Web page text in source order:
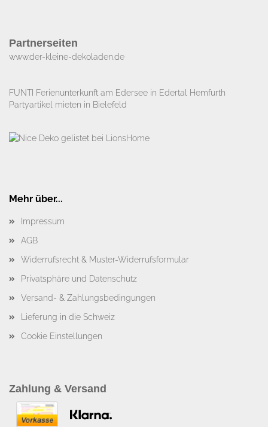
Partnerseiten
www.der-kleine-dekoladen.de​
FUNTI Ferienunterkunft am Edersee in Edertal Hemfurth
Partyartikel mieten in Bielefeld
Mehr über...
Impressum
AGB
Widerrufsrecht & Muster-Widerrufsformular
Privatsphäre und Datenschutz
Versand- & Zahlungsbedingungen
Lieferung in die Schweiz
Cookie Einstellungen
Zahlung & Versand